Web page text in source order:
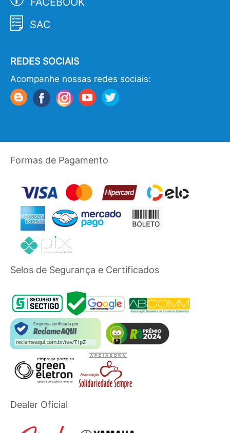
SAC
REDES SOCIAIS
Acompanhe nossas redes sociais:
Formas de Pagamento
Selos de Segurança e Certificados
Dealer Oficial